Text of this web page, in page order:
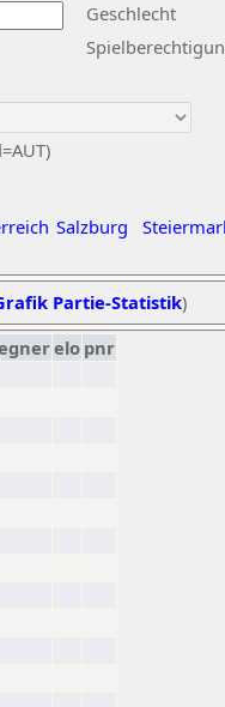
Geschlecht
Salzburg
Partie-Statistik)
elo pnr